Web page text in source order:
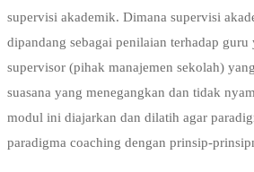
supervisi akademik. Dimana supervisi
dipandang sebagai penilaian terhadap
supervisor (pihak manajemen sekolah)
suasana yang menegangkan dan tidak
modul ini diajarkan dan dilatih agar
paradigma coaching dengan prinsip-